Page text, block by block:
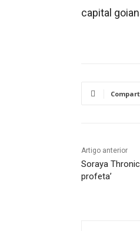
capital
Artigo anterior
Soraya
profeta’